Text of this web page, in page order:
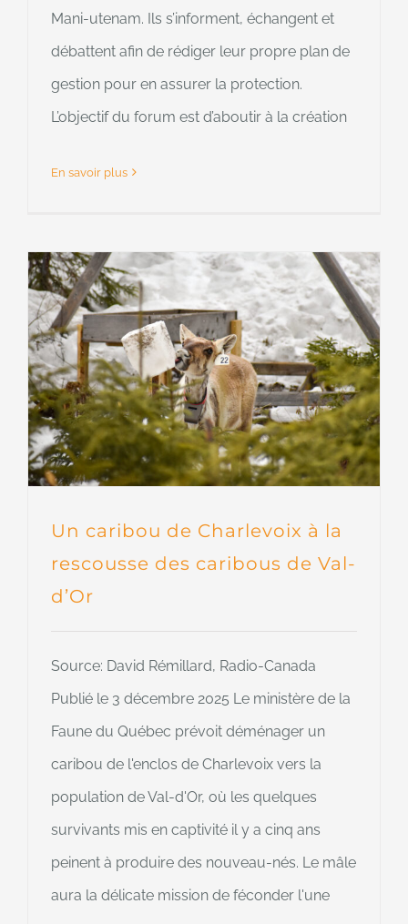
Mani-utenam. Ils s’informent, échangent et
débattent afin de rédiger leur propre plan de
gestion pour en assurer la protection.
L’objectif du forum est d’aboutir à la création
En savoir plus
Un caribou de Charlevoix à la
rescousse des caribous de Val-
d’Or
Source: David Rémillard, Radio-Canada
Publié le 3 décembre 2025 Le ministère de la
Faune du Québec prévoit déménager un
caribou de l'enclos de Charlevoix vers la
population de Val-d'Or, où les quelques
survivants mis en captivité il y a cinq ans
peinent à produire des nouveau-nés. Le mâle
aura la délicate mission de féconder l'une